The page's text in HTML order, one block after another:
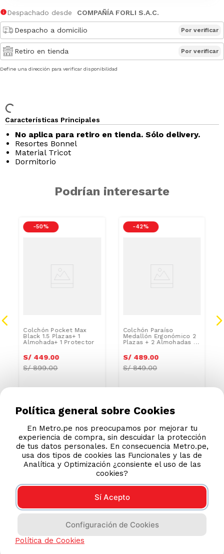
Despachado desde COMPAÑÍA FORLI S.A.C.
Despacho a domicilio Por verificar
Retiro en tienda Por verificar
Define una dirección para verificar disponibilidad
Características Principales
No aplica para retiro en tienda. Sólo delivery.
Resortes Bonnel
Material Tricot
Dormitorio
Podrían interesarte
-50 %
Colchón Pocket Max
Black 1.5 Plazas+ 1
Almohada+ 1 Protector
S/ 449.00
S/899.00
-42 %
Colchón Paraíso
Medallón Ergonómico 2
Plazas + 2 Almohadas +
S/ 489.00
S/849.00
Política general sobre Cookies
En Metro.pe nos preocupamos por mejorar tu
experiencia de compra, sin descuidar la protección
de tus datos personales. En consecuencia Metro.pe,
usa dos tipos de cookies las Funcionales y las de
Analítica y Optimización ¿consiente el uso de las
cookies?
Sí Acepto
Configuración de Cookies
Política de Cookies